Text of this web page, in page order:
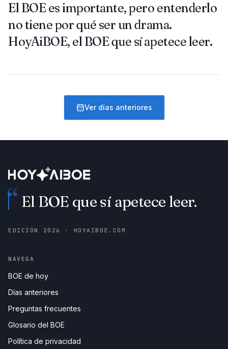
El BOE es importante, pero entenderlo
no tiene por qué ser un drama.
HoyAiBOE, el BOE que sí apetece leer.
Ver días anteriores
“ El BOE que sí apetece leer.
EDICIÓN 2026 · HOYAIBOE.COM
NAVEGA
BOE de hoy
Días anteriores
Preguntas frecuentes
Glosario del BOE
Política de privacidad